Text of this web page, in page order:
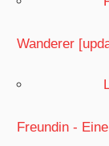
Wanderer
Freundin -